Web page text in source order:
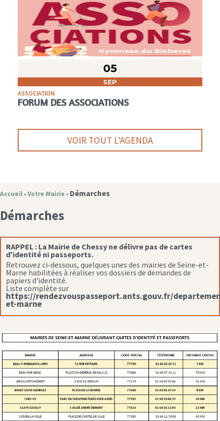
05
SEP
ASSOCIATION
FORUM DES ASSOCIATIONS
VOIR TOUT L'AGENDA
Accueil » Votre Mairie » Démarches
Démarches
RAPPEL : La Mairie de Chessy ne délivre pas de cartes
d'identité ni passeports.
Retrouvez ci-dessous, quelques unes des mairies de Seine-et-
Marne habilitées à réaliser vos dossiers de demandes de
papiers d'identité.
Liste complète sur
https://rendezvouspasseport.ants.gouv.fr/
et-marne